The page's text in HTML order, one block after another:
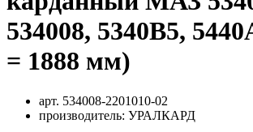
534008, 5340В5,
= 1888 мм)
арт. 534008-2201010-02
производитель: УРАЛКАРД